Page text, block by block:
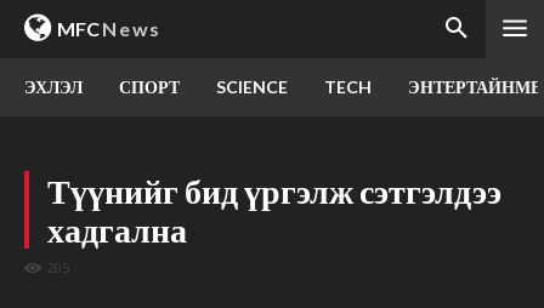
MFCNews
ЭХЛЭЛ СПОРТ SCIENCE TECH
Түүнийг бид үргэлж сэтгэлдээ
хадгална
205